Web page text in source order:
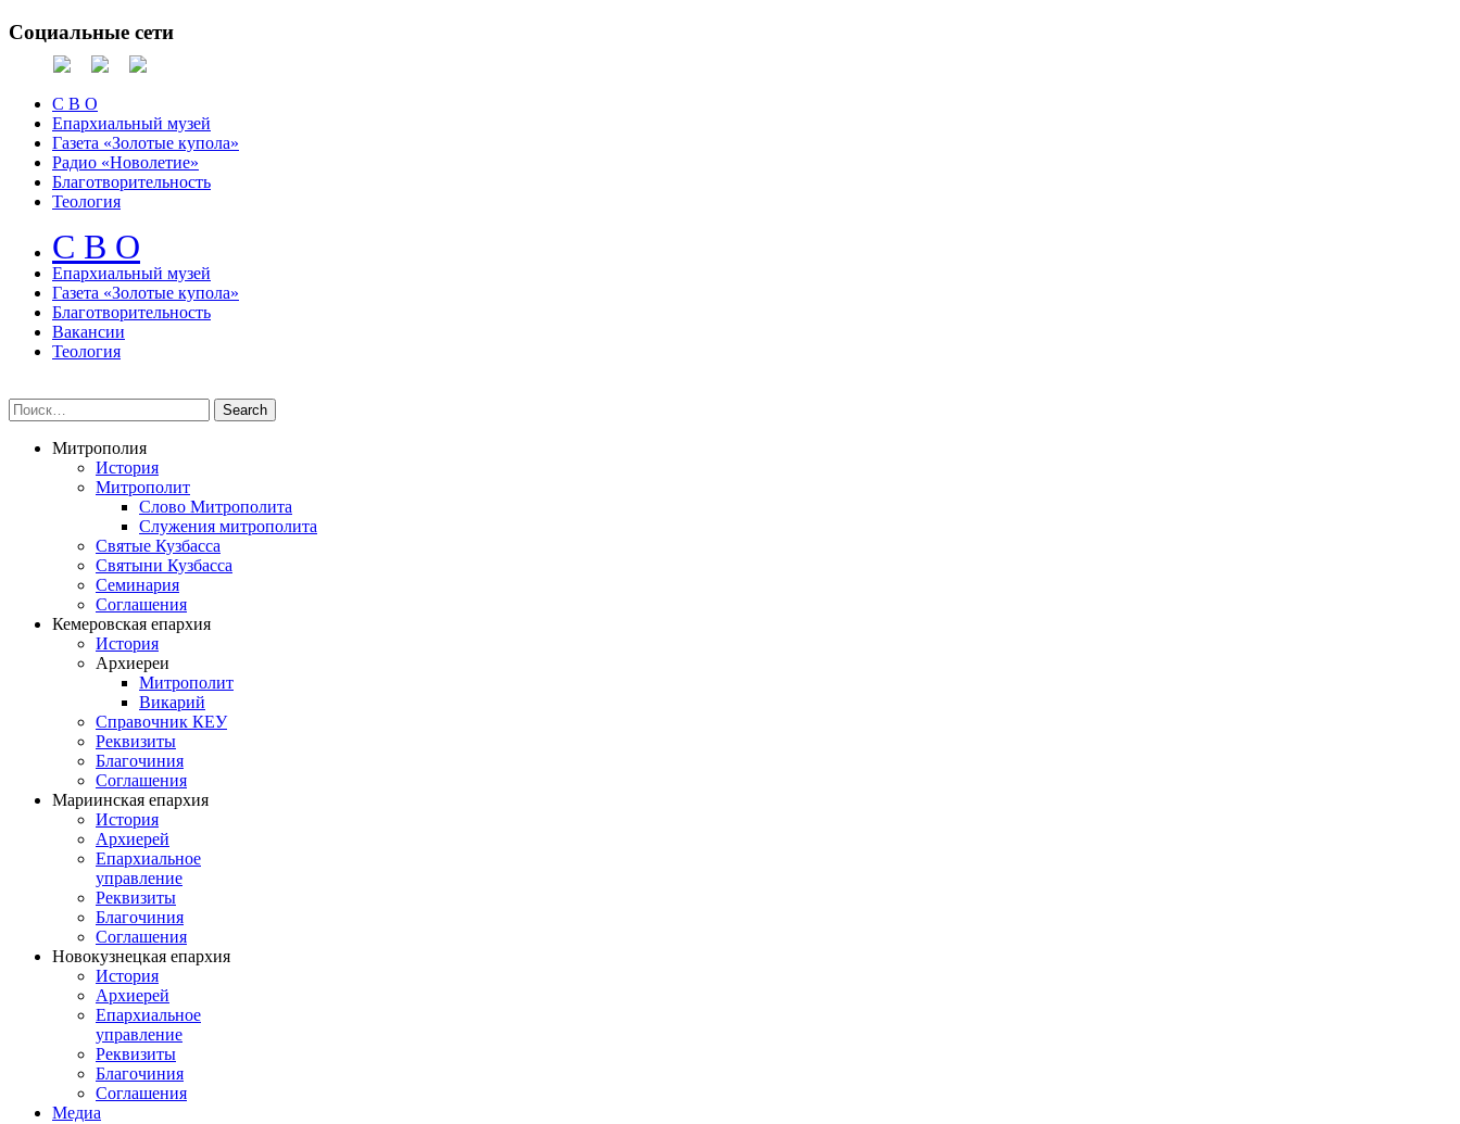
Социальные сети
С В О
Епархиальный музей
Газета «Золотые купола»
Радио «Новолетие»
Благотворительность
Теология
С В О
Епархиальный музeй
Газета «Золотые купола»
Благотворительность
Вакансии
Теология
Митрополия
История
Митрополит
Слово Митрополита
Служения митрополита
Святые Кузбасса
Святыни Кузбасса
Семинария
Соглашения
Кемеровская епархия
История
Архиереи
Митрополит
Викарий
Справочник КЕУ
Реквизиты
Благочиния
Соглашения
Мариинская епархия
История
Архиерей
Епархиальное
управление
Реквизиты
Благочиния
Соглашения
Новокузнецкая епархия
История
Архиерей
Епархиальное
управление
Реквизиты
Благочиния
Соглашения
Медиа